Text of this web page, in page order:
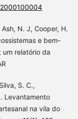
N. J, Cooper, H.
e bem-
um relatório da
S. C.,
Levantamento
na vila do